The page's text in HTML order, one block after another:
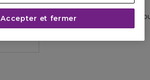
BIPHASE
pour cheveux très secs, épais
Accepter et fermer